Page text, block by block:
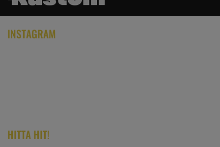
INSTAGRAM
HITTA HIT!